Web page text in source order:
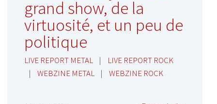
grand show, de la
virtuosité, et un peu de
politique
LIVE REPORT METAL |
LIVE REPORT ROCK
|
WEBZINE METAL | WEBZINE ROCK